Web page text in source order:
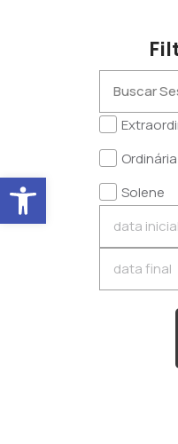
Abrir a barra de ferramentas
Ordinária
Solene